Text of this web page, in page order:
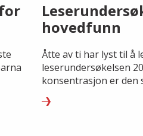
hovedfunn
Åtte av ti har lyst til å
leserundersøkelsen
konsentrasjon er